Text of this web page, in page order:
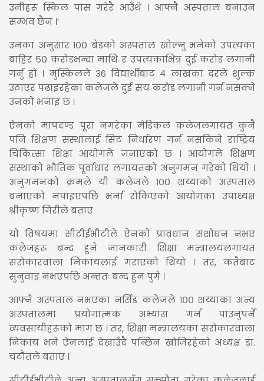
उनीहरू स्किल पास गरेरै आउँथे । आफ्नै अस्पताल बनाउन
सम्भव छैन ।’
उनका अनुसार १०० बेडको अस्पताल खोल्नु भनेको उपत्यका
बाहिर ५० करोडभन्दा माथि र उपत्यकाभित्र दुई करोड लगानी
गर्नु हो । मुस्किलले ३६ विद्यार्थीबाट ४ लाखका दरले शुल्क
उठाएर पढाइरहेका कलेजले दुई सय करोड लगानी गर्न नसक्ने
उनको भनाइ छ ।
ऐनको मापदण्ड पूरा नगरेका मेडिकल कलेजलगायत कुनै
पनि शिक्षण संस्थालाई सिट निर्धारण गर्न नसकिने राष्ट्रिय
चिकित्सा शिक्षा आयोगले जनाएको छ । आयोगले शिक्षण
संस्थाको भौतिक पूर्वाधार लगायतको अनुगमन गरेको थियो ।
अनुगमनको क्रमले यी कलेजले १०० शय्याको अस्पताल
बनाएको नपाइएपछि भर्ना रोकिएको आयोगका उपाध्यक्ष
श्रीकृष्ण गिरीले बताए
यो विषयमा सीटीईभीटीले ऐनको प्रावधान संशोधन नभए
कलेजहरू बन्द हुने जानकारी शिक्षा मन्त्रालयलगायत
सरोकारवाला निकायलाई गराएको थियो । तर, कतैबाट
सुनुवाइ नभएपछि अन्ततः बन्द हुन पुगे ।
आफ्नै अस्पताल नभएका नर्सिङ कलेजले १०० शय्याका अन्य
अस्पतालमा प्रयोगात्मक अभ्यास गर्न पाउनुपर्ने
व्यवसायीहरूको माग छ । तर, शिक्षा मन्त्रालयका सरोकारवाला
निकाय भने ऐनलाई देखाउँदै पन्छिन खोजिरहेको अध्यक्ष डा.
चटौतले बताए ।